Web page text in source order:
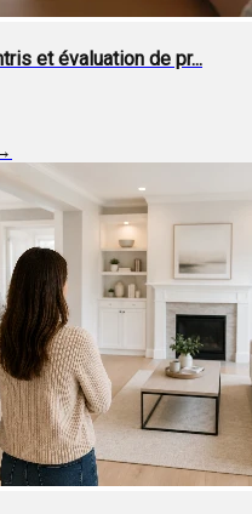
et évaluation de pr...